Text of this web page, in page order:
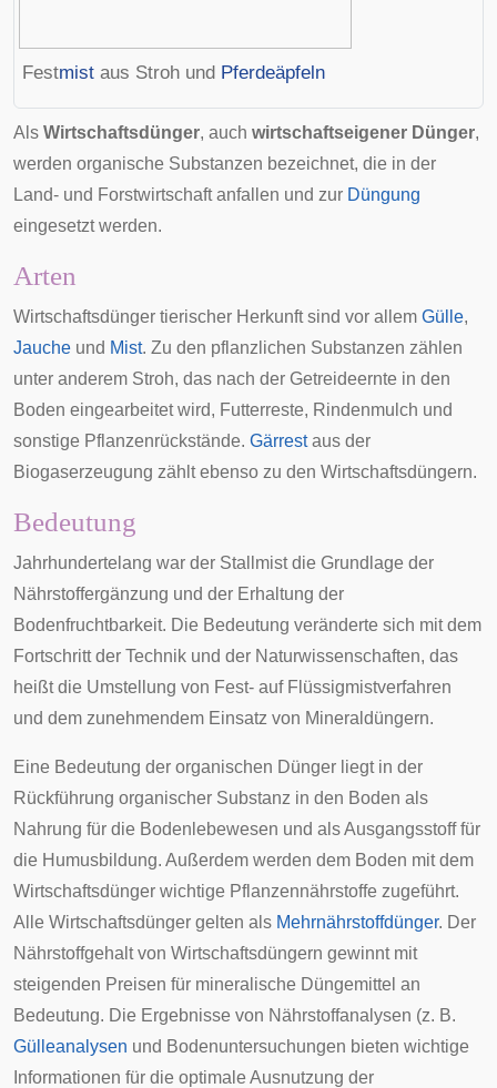
Festmist aus Stroh und Pferdeäpfeln
Als Wirtschaftsdünger, auch wirtschaftseigener Dünger,
werden organische Substanzen bezeichnet, die in der
Land- und Forstwirtschaft anfallen und zur Düngung
eingesetzt werden.
Arten
Wirtschaftsdünger tierischer Herkunft sind vor allem Gülle,
Jauche und Mist. Zu den pflanzlichen Substanzen zählen
unter anderem Stroh, das nach der Getreideernte in den
Boden eingearbeitet wird, Futterreste, Rindenmulch und
sonstige Pflanzenrückstände. Gärrestaus der
Biogaserzeugung zählt ebenso zu den Wirtschaftsdüngern.
Bedeutung
Jahrhundertelang war der Stallmist die Grundlage der
Nährstoffergänzung und der Erhaltung der
Bodenfruchtbarkeit. Die Bedeutung veränderte sich mit dem
Fortschritt der Technik und der Naturwissenschaften, das
heißt die Umstellung von Fest- auf Flüssigmistverfahren
und dem zunehmendem Einsatz von Mineraldüngern.
Eine Bedeutung der organischen Dünger liegt in der
Rückführung organischer Substanz in den Boden als
Nahrung für die Bodenlebewesen und als Ausgangsstoff für
die Humusbildung. Außerdem werden dem Boden mit dem
Wirtschaftsdünger wichtige Pflanzennährstoffe zugeführt.
Alle Wirtschaftsdünger gelten als Mehrnährstoffdünger. Der
Nährstoffgehalt von Wirtschaftsdüngern gewinnt mit
steigenden Preisen für mineralische Düngemittel an
Bedeutung. Die Ergebnisse von Nährstoffanalysen (z. B.
Gülleanalysen und Bodenuntersuchungen bieten wichtige
Informationen für die optimale Ausnutzung der